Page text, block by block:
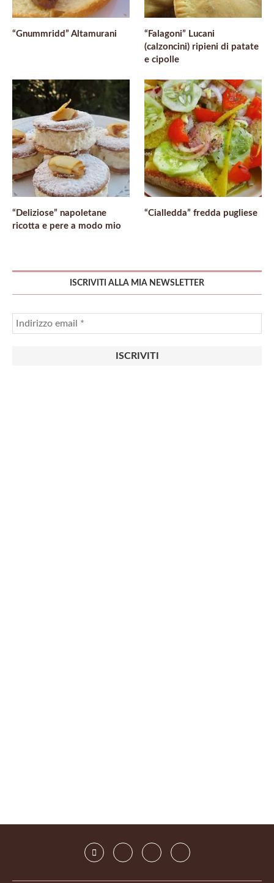
“Gnummridd” Altamurani
“Falagoni” Lucani
(calzoncini) ripieni di patate
e cipolle
“Deliziose” napoletane
ricotta e pere a modo mio
“Cialledda” fredda pugliese
ISCRIVITI ALLA MIA NEWSLETTER